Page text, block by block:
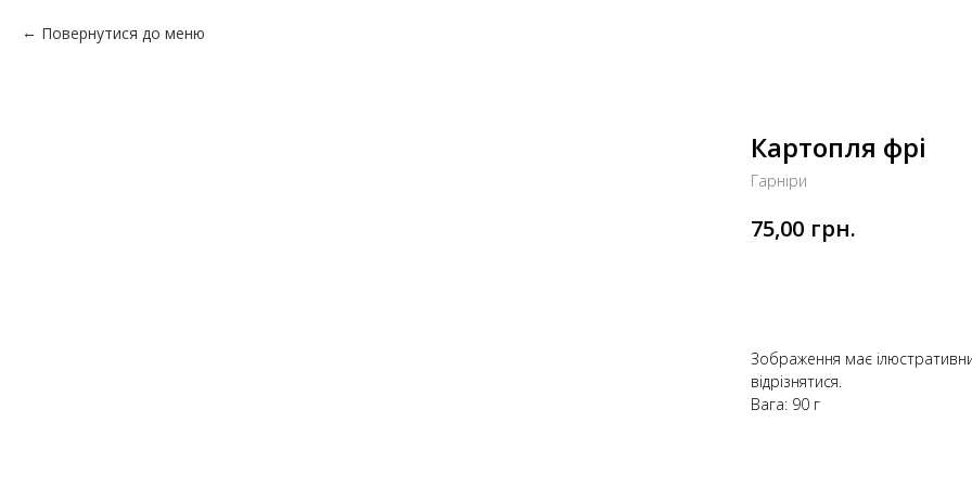
Повернутися до меню
Картопля фрі
Гарніри
75,00 грн.
Зображення має
відрізнятися.
Вага: 90 г